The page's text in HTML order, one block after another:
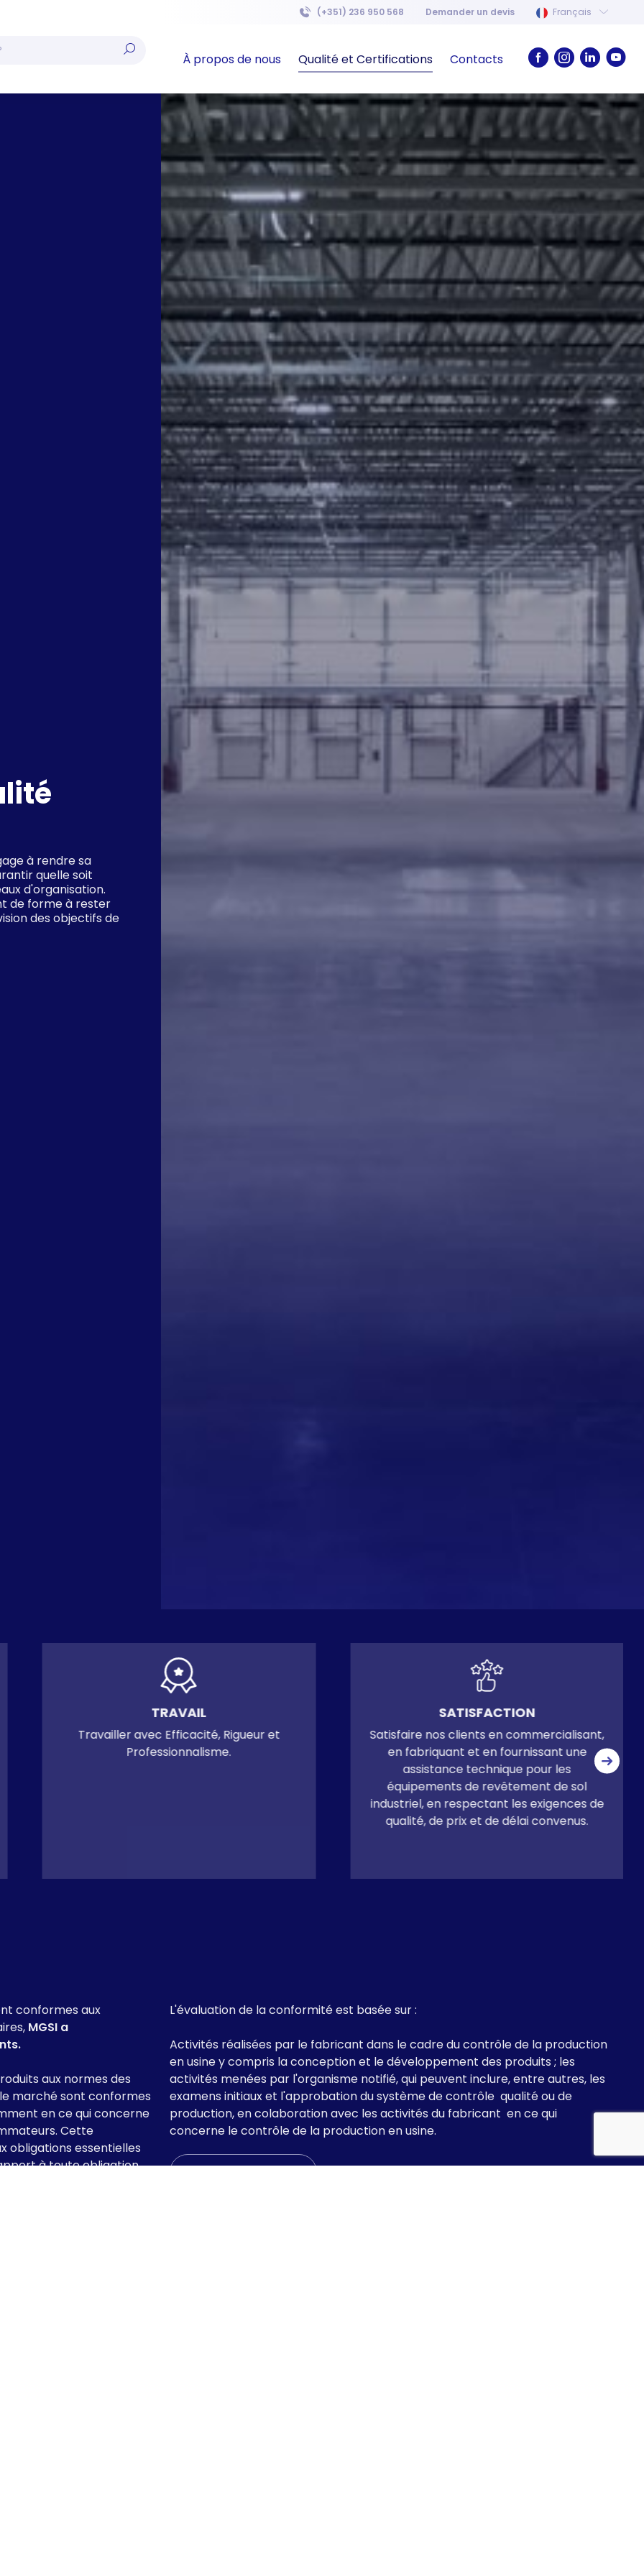
(+351) 236 950 568 Demander un devis Français
À propos de nous Qualité et Certifications Contacts
à rendre sa
quelle soit
d'organisation.
de forme à rester
des objectifs de
ÉTHIQUE
Agir en permanence avec déontologie
dans ses relations avec tous les
MOTIVATION
Garantir les conditions d'une équipe de
collaborateurs motivés, compétents,
expérimentés, déterminés et innovants.
conformes aux
MGSI a
aux normes des
marché sont conformes
en ce qui concerne
Cette
obligations essentielles
à toute obligation
L'évaluation de la conformité est basée sur :
Activités réalisées par le fabricant dans le cadre du contrôle de la production
en usine y compris la conception et le développement des produits ; les
activités menées par l'organisme notifié, qui peuvent inclure, entre autres, les
examens initiaux et l'approbation du système de contrôle qualité ou de
production, en colaboration avec les activités du fabricant en ce qui
concerne le contrôle de la production en usine.